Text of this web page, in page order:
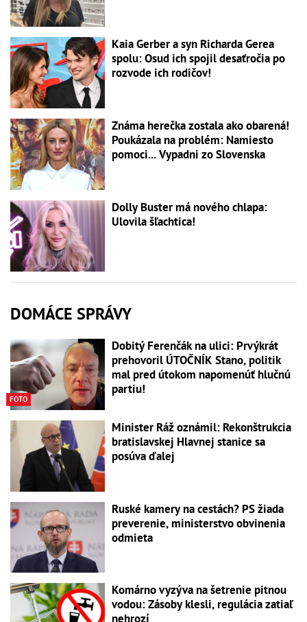
Kaia Gerber a syn Richarda Gerea
spolu: Osud ich spojil desaťročia po
rozvode ich rodičov!
Známa herečka zostala ako obarená!
Poukázala na problém: Namiesto
pomoci... Vypadni zo Slovenska
Dolly Buster má nového chlapa:
Ulovila šľachtica!
DOMÁCE SPRÁVY
FOTO
Dobitý Ferenčák na ulici: Prvýkrát
prehovoril ÚTOČNÍK Stano, politik
mal pred útokom napomenúť hlučnú
partiu!
Minister Ráž oznámil: Rekonštrukcia
bratislavskej Hlavnej stanice sa
posúva ďalej
Ruské kamery na cestách? PS žiada
preverenie, ministerstvo obvinenia
odmieta
Komárno vyzýva na šetrenie pitnou
vodou: Zásoby klesli, regulácia zatiaľ
nehrozí